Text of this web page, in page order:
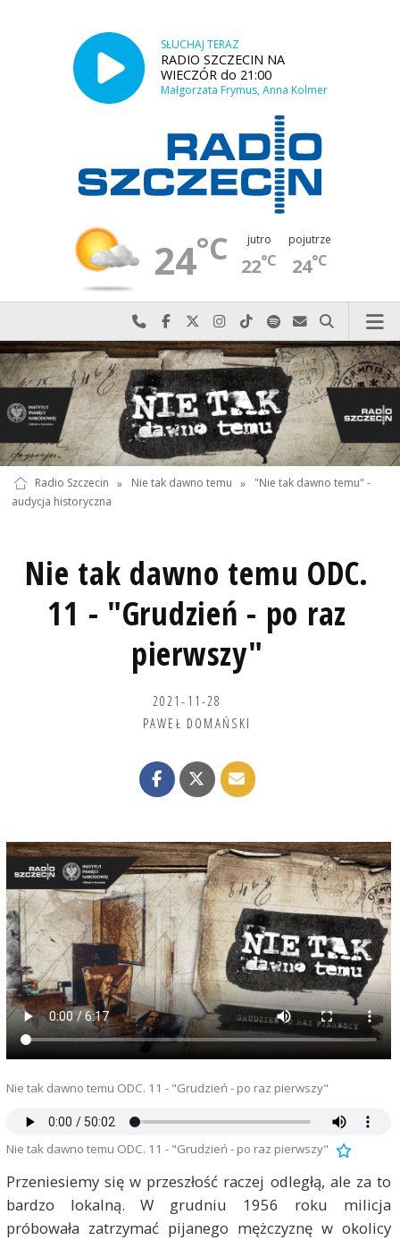
SŁUCHAJ TERAZ
RADIO SZCZECIN NA
WIECZÓR do 21:00
Małgorzata Frymus, Anna Kolmer
24°C jutro
22°C
pojutrze
24°C
Najlepiej po prostu do nas zadzwoń
Odwiedź nas na Facebook-u
Odwiedź nas na X
Odwiedź nas na Instagram-ie
Odwiedź nas na TikTok-u
Szukaj nas na Spotify
Wyślij do nas
Szukaj
Radio Szczecin » Nie tak dawno temu »
"Nie tak dawno temu" -
audycja historyczna
Nie tak dawno temu ODC.
11 - "Grudzień - po raz
pierwszy"
2021-11-28
PAWEŁ DOMAŃSKI
Nie tak dawno temu ODC. 11 - "Grudzień - po raz pierwszy"
Nie tak dawno temu ODC. 11 - "Grudzień - po raz pierwszy"
Przeniesiemy się w przeszłość raczej odległą, ale za to
bardzo lokalną. W grudniu 1956 roku milicja
próbowała zatrzymać pijanego mężczyznę w okolicy